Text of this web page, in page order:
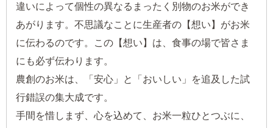
違いによって個性の異なるまったく別物のお米ができ
あがります。不思議なことに生産者の【想い】がお米
に伝わるのです。この【想い】は、食事の場で皆さま
にも必ず伝わります。
農創のお米は、「安心」と「おいしい」を追及した試
行錯誤の集大成です。
手間を惜しまず、心を込めて、お米一粒ひとつぶに、